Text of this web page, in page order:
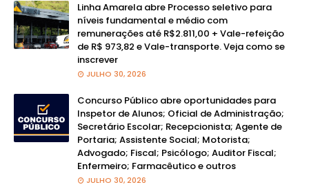
Linha Amarela abre Processo seletivo para
níveis fundamental e médio com
remunerações até R$2.811,00 + Vale-refeição
de R$ 973,82 e Vale-transporte. Veja como se
inscrever
JULHO 30, 2026
Concurso Público abre oportunidades para
Inspetor de Alunos; Oficial de Administração;
Secretário Escolar; Recepcionista; Agente de
Portaria; Assistente Social; Motorista;
Advogado; Fiscal; Psicólogo; Auditor Fiscal;
Enfermeiro; Farmacêutico e outros
JULHO 30, 2026